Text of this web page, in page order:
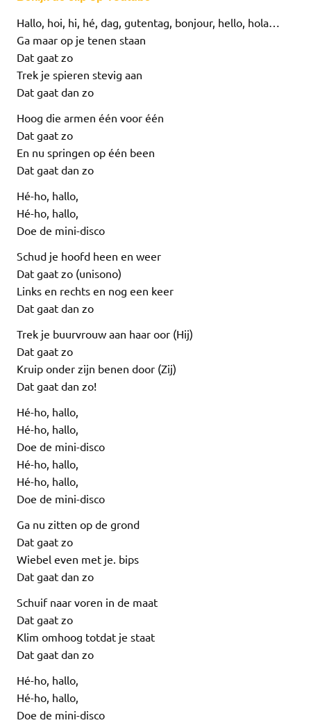
Hallo, hoi, hi, hé, dag, gutentag, bonjour, hello, hola…
Ga maar op je tenen staan
Dat gaat zo
Trek je spieren stevig aan
Dat gaat dan zo
Hoog die armen één voor één
Dat gaat zo
En nu springen op één been
Dat gaat dan zo
Hé-ho, hallo,
Hé-ho, hallo,
Doe de mini-disco
Schud je hoofd heen en weer
Dat gaat zo (unisono)
Links en rechts en nog een keer
Dat gaat dan zo
Trek je buurvrouw aan haar oor (Hij)
Dat gaat zo
Kruip onder zijn benen door (Zij)
Dat gaat dan zo!
Hé-ho, hallo,
Hé-ho, hallo,
Doe de mini-disco
Hé-ho, hallo,
Hé-ho, hallo,
Doe de mini-disco
Ga nu zitten op de grond
Dat gaat zo
Wiebel even met je. bips
Dat gaat dan zo
Schuif naar voren in de maat
Dat gaat zo
Klim omhoog totdat je staat
Dat gaat dan zo
Hé-ho, hallo,
Hé-ho, hallo,
Doe de mini-disco